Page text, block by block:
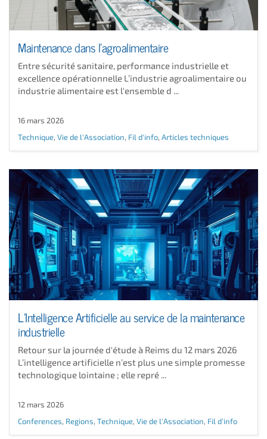
Maintenance dans l'agroalimentaire
Entre sécurité sanitaire, performance industrielle et
excellence opérationnelle L’industrie agroalimentaire ou
industrie alimentaire est l'ensemble d ...
16 mars 2026
Technique, Vie de l'Association, Fil d'info, Articles techniques
L’Intelligence Artificielle au service de la maintenance
industrielle
Retour sur la journée d'étude à Reims du 12 mars 2026
L’intelligence artificielle n’est plus une simple promesse
technologique lointaine ; elle repré ...
12 mars 2026
Conferences, Regions, Technique, Vie de l'Association, Fil d'info